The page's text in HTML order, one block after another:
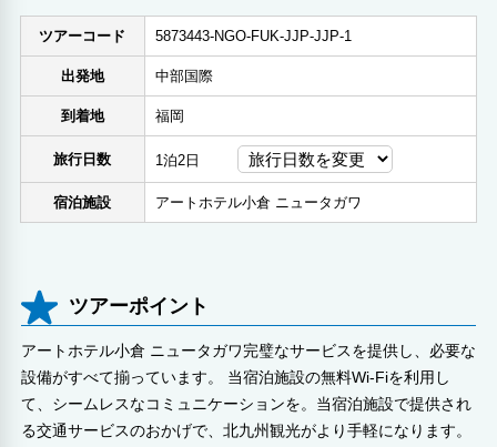
ツアーコード 5873443-NGO-FUK-JJP-JJP-1
出発地 中部国際
到着地 福岡
旅行日数 1泊2日
宿泊施設 アートホテル小倉 ニュータガワ
ツアーポイント
アートホテル小倉 ニュータガワ完璧なサービスを提供し、必要な
設備がすべて揃っています。 当宿泊施設の無料Wi-Fiを利用し
て、シームレスなコミュニケーションを。当宿泊施設で提供され
る交通サービスのおかげで、北九州観光がより手軽になります。